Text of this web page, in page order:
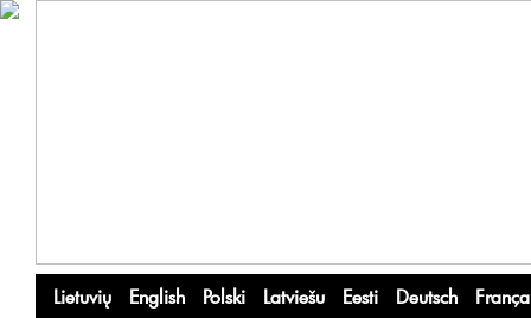
Lietuvių English Polski Latviešu Eesti Deutsch